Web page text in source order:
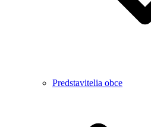
Predstavitelia obce